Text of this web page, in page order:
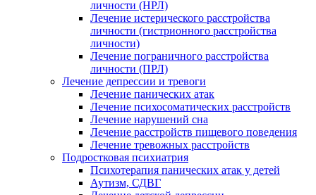
личности (НРЛ)
Лечение истерического расстройства
личности (гистрионного расстройства
личности)
Лечение пограничного расстройства
личности (ПРЛ)
Лечение депрессии и тревоги
Лечение панических атак
Лечение психосоматических расстройств
Лечение нарушений сна
Лечение расстройств пищевого поведения
Лечение тревожных расстройств
Подростковая психиатрия
Психотерапия панических атак у детей
Аутизм, СДВГ